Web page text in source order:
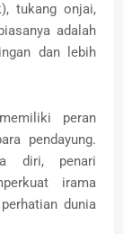
tukang onjai,
adalah
dan lebih
peran
pendayung.
diri, penari
irama
dunia